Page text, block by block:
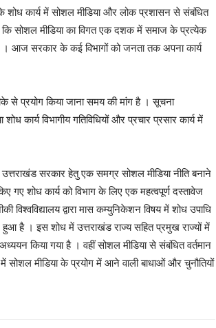
शोध कार्य में सोशल मीडिया और लोक प्रशासन से संबंधित
कि सोशल मीडिया का विगत एक दशक में समाज के प्रत्येक
। आज सरकार के कई विभागों को जनता तक अपना कार्य
से प्रयोग किया जाना समय की मांग है । सूचना
कार्य विभागीय गतिविधियों और प्रचार प्रसार कार्य में
उत्तराखंड सरकार हेतु एक समग्र सोशल मीडिया नीति बनाने
गए शोध कार्य को विभाग के लिए एक महत्वपूर्ण दस्तावेज
द्वारा मास कम्युनिकेशन विषय में शोध उपाधि
हुआ है । इस शोध में उत्तराखंड राज्य सहित प्रमुख राज्यों में
किया गया है । वहीं सोशल मीडिया से संबंधित वर्तमान
सोशल मीडिया के प्रयोग में आने वाली बाधाओं और चुनौतियों